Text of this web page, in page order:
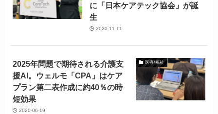
に「日本ケアテック協会」が誕
生
2020-11-11
医療/福祉
2025年問題で期待される介護支
援AI。ウェルモ「CPA」はケア
プラン第二表作成に約40％の時
短効果
2020-06-19